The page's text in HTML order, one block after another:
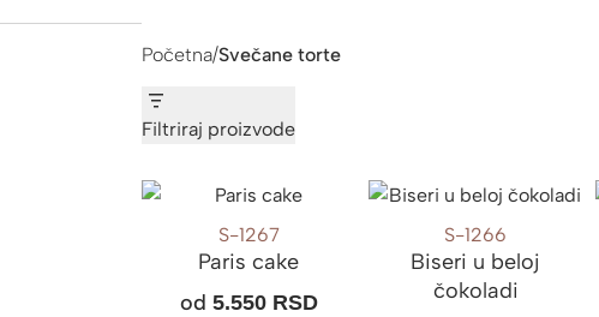
Početna/Svečane torte
Filtriraj proizvode
S-1267
Paris cake
od 5.550 RSD
S-1266
Biseri u beloj
čokoladi